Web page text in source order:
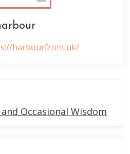
harbourfront.uk/
Occasional Wisdom